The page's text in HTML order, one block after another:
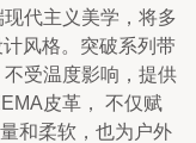
代主义美学，将多
风格。突破系列带
受温度影响，提供
皮革， 不仅赋
和柔软，也为户外